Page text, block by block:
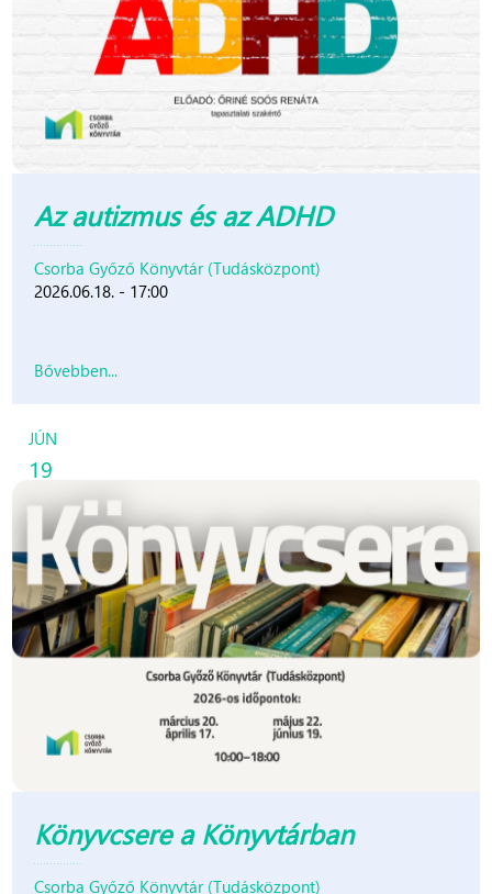
Az autizmus és az ADHD
Csorba Győző Könyvtár (Tudásközpont)
2026.06.18. - 17:00
Bővebben...
JÚN
19
Könyvcsere a Könyvtárban
Csorba Győző Könyvtár (Tudásközpont)